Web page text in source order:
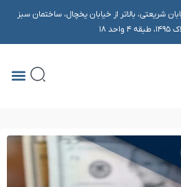
شریعتی، بالاتر از خیابان یخچال، ساختمان سبز
18